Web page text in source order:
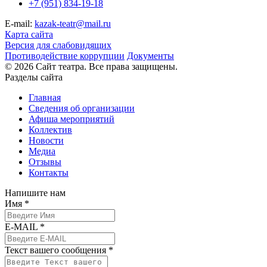
+7 (951) 834-19-18
E-mail: kazak-teatr@mail.ru
Карта сайта
Версия для слабовидящих
Противодействие коррупции Документы
© 2026 Сайт театра. Все права защищены.
Разделы сайта
Главная
Сведения об организации
Афиша мероприятий
Коллектив
Новости
Медиа
Отзывы
Контакты
Напишите нам
Имя *
E-MAIL *
Текст вашего сообщения *